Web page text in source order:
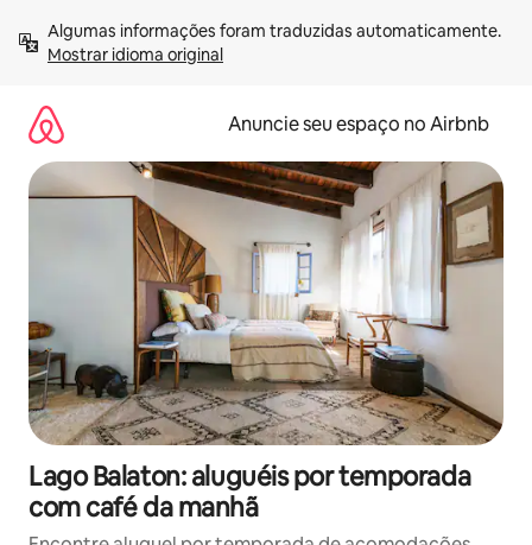
para
Mostrar idioma original
Anuncie seu espaço no Airbnb
Lago Balaton: aluguéis por temporada
com café da manhã